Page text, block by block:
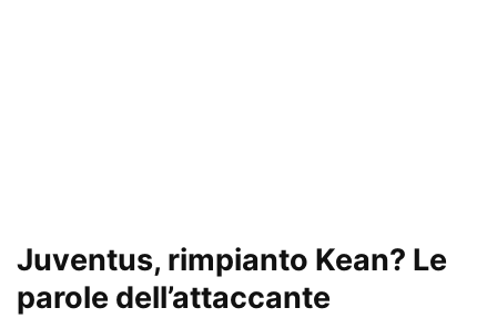
Juventus, rimpianto Kean? Le
parole dell’attaccante